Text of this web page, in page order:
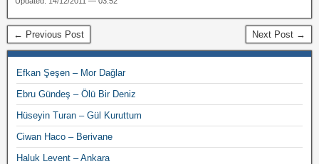
← Previous Post Next Post →
Efkan Şeşen – Mor Dağlar
Ebru Gündeş – Ölü Bir Deniz
Hüseyin Turan – Gül Kuruttum
Ciwan Haco – Berivane
Haluk Levent – Ankara